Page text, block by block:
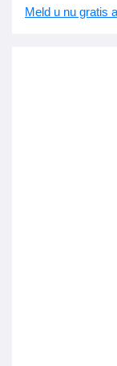
Meld u nu gratis